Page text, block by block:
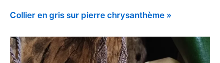
Collier en gris sur pierre chrysanthème »